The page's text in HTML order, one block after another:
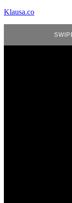
Klausa.co